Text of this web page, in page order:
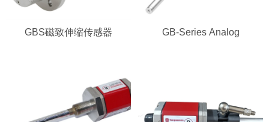
GBS磁致伸缩传感器 GB-Series Analog